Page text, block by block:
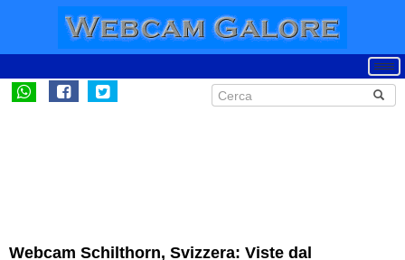
Webcam Schilthorn, Svizzera: Viste dal